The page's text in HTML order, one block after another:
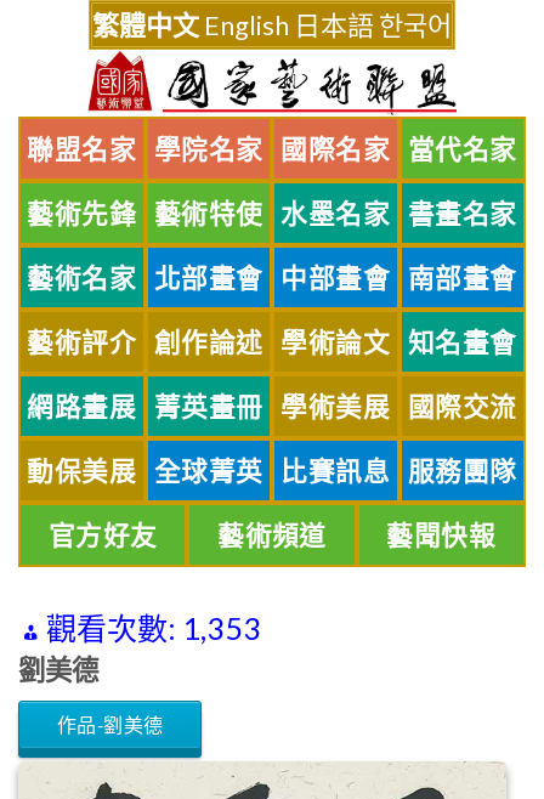
繁體中文 English 日本語한국어
聯盟名家 學院名家 國際名家 當代名家
藝術先鋒 藝術特使 水墨名家 書畫名家
藝術名家 北部畫會 中部畫會 南部畫會
藝術評介 創作論述 學術論文 知名畫會
網路畫展 菁英畫冊 學術美展 國際交流
動保美展 全球菁英 比賽訊息 服務團隊
官方好友 藝術頻道 藝聞快報
觀看次數: 1,353
劉美德
作品-劉美德